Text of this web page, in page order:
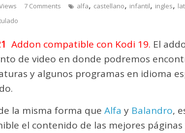
7 Comments alfa, castellano, infantil, ingles,
Addon compatible con Kodi 19. El
de video en donde podremos
y algunos programas en idioma
la misma forma que Alfa y Balandro,
el contenido de las mejores